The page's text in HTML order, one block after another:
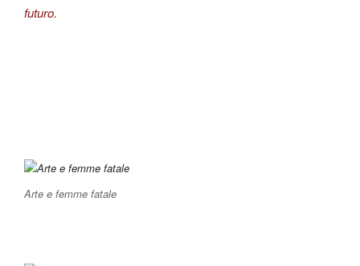
futuro.
Arte e femme fatale